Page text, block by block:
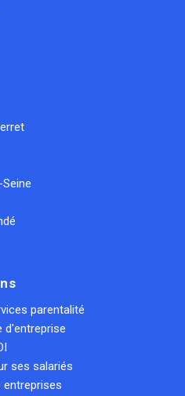
parentalité
d'entreprise
ses salariés
entreprises